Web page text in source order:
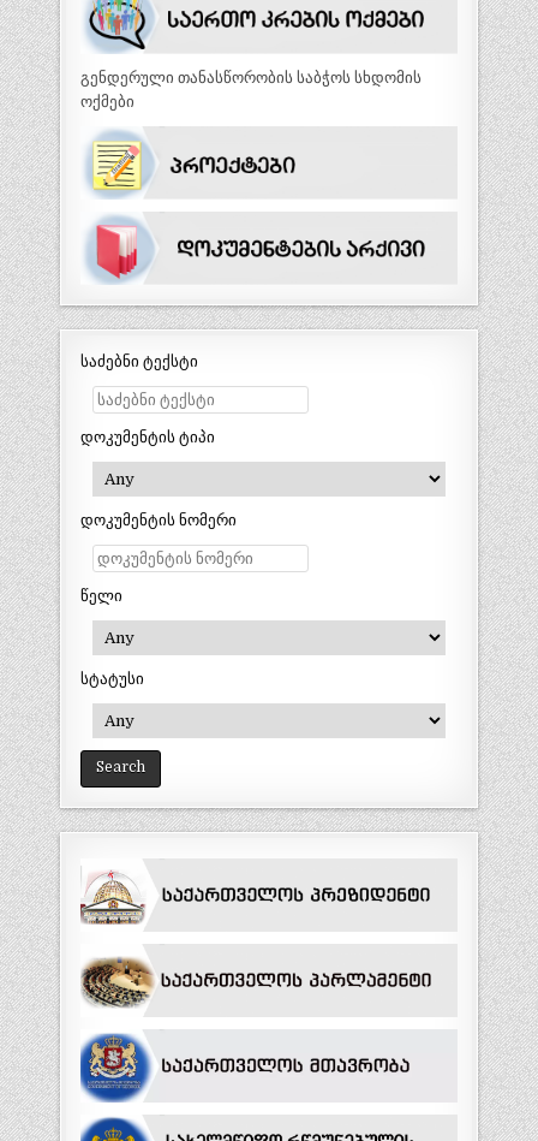
გენდერული თანასწორობის საბჭოს სხდომის
ოქმები
საძებნი ტექსტი
დოკუმენტის ტიპი
დოკუმენტის ნომერი
წელი
სტატუსი